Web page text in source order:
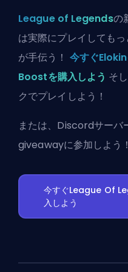
League of Legendsの
は実際にプレイしても
が手伝う！ 今すぐ
Boostを購入しよう そ
クでプレイしよう！
または、 Discordサーバ
giveawayに参加しよう！
今すぐLeague Of
入しよう